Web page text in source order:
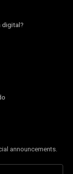
digital?
announcements.